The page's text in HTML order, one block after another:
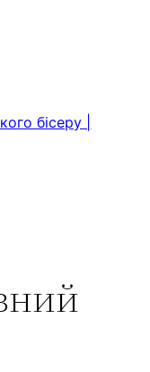
бісеру |